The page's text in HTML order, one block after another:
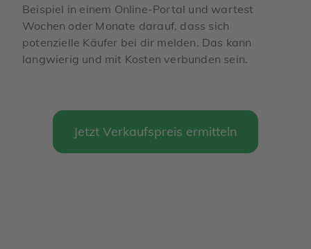
Beispiel in einem Online-Portal und wartest
Wochen oder Monate darauf, dass sich
potenzielle Käufer bei dir melden. Das kann
langwierig und mit Kosten verbunden sein.
Jetzt Verkaufspreis ermitteln